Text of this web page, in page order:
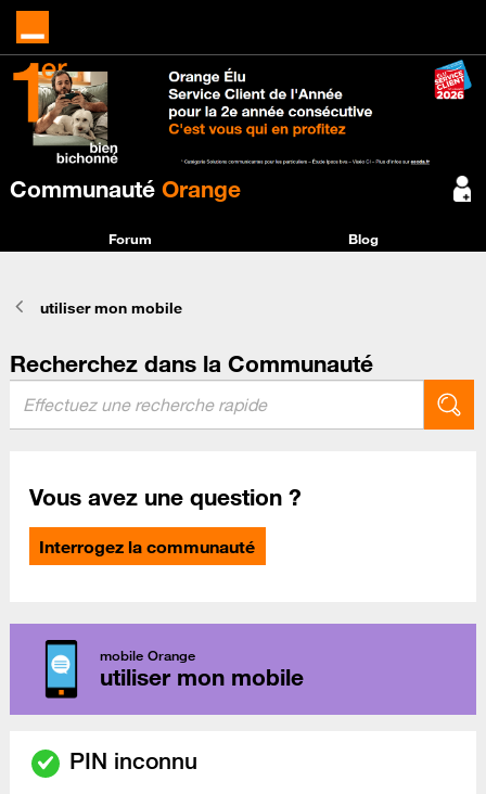
Communauté Orange
Forum Blog
utiliser mon mobile
Recherchez dans la Communauté
Vous avez une question ?
Interrogez la communauté
mobile Orange
utiliser mon mobile
PIN inconnu